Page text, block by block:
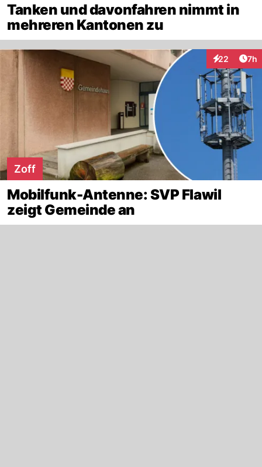
Tanken und davonfahren nimmt in
mehreren Kantonen zu
22
Interaktionen
7h
Zoff
Mobilfunk-Antenne: SVP Flawil
zeigt Gemeinde an